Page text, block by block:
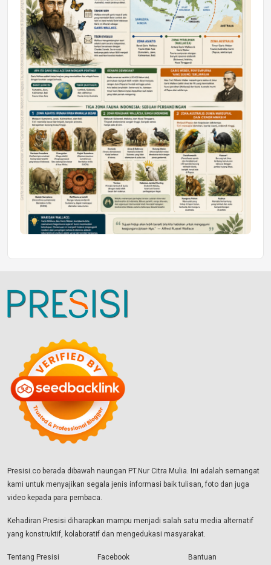
Honda SDGs Future Leaders 2026
Jumat, 10 Jul 2026 19:01
Presisi.co berada dibawah naungan PT.Nur Citra Mulia. Ini adalah semangat
kami untuk menyajikan segala jenis informasi baik tulisan, foto dan juga
video kepada para pembaca.
Kehadiran Presisi diharapkan mampu menjadi salah satu media alternatif
yang konstruktif, kolaboratif dan mengedukasi masyarakat.
Tentang Presisi Facebook Bantuan